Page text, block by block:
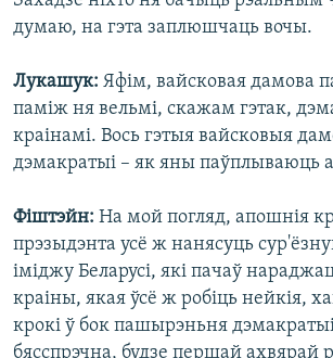
думаю, на гэта заплюшчаць вочы.
Лукашук: Яфім, вайсковая дамова
паміж ня вельмі, скажам гэтак,
краінамі. Вось гэтыя вайсковыя
дэмакратыі – як яны паўплываюць
Фіштэйн: На мой погляд, апошнія
прэзыдэнта усё ж нанясуць
іміджу Беларусі, які пачаў
краіны, якая ўсё ж робіць нейкія,
крокі ў бок пашырэньня
бясспрэчна, будзе першай ахвярай